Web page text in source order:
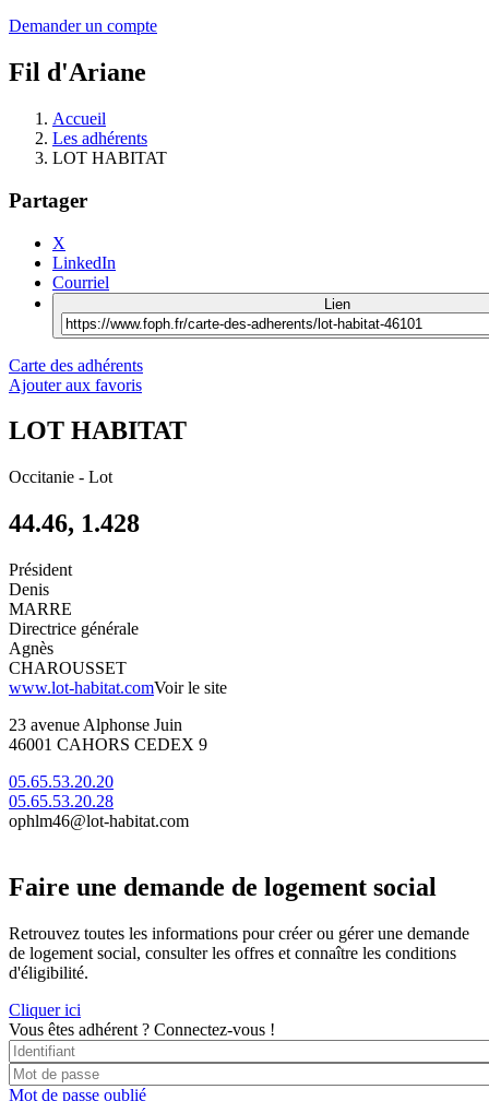
Demander un compte
Fil d'Ariane
Accueil
Les adhérents
LOT HABITAT
Partager
X
LinkedIn
Courriel
Lien
Carte des adhérents
Ajouter aux favoris
LOT HABITAT
Occitanie - Lot
44.46, 1.428
Président
Denis
MARRE
Directrice générale
Agnès
CHAROUSSET
www.lot-habitat.comVoir le site
23 avenue Alphonse Juin
46001 CAHORS CEDEX 9
05.65.53.20.20
05.65.53.20.28
ophlm46@lot-habitat.com
Faire une demande de logement social
Retrouvez toutes les informations pour créer ou gérer une demande
de logement social, consulter les offres et connaître les conditions
d'éligibilité.
Cliquer ici
Vous êtes adhérent ? Connectez-vous !
Mot de passe oublié